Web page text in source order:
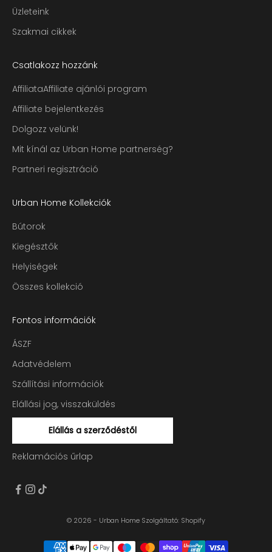
Üzleteink
Szakmai cikkek
Csatlakozz hozzánk
AffiliataAffiliate ajánlói program
Affiliate bejelentkezés
Dolgozz velünk!
Mit kínál az Urban Home partnerség?
Partneri regisztráció
Urban Home Kollekciók
Bútorok
Kiegésztők
Helyiségek
Összes kollekció
Fontos információk
ÁSZF
Adatvédelem
Szállítási információk
Elállási jog, visszaküldés
Elállás a szerződéstől
Reklamációs űrlap
© 2026 - Urban Home Szolgáltató: Shopify